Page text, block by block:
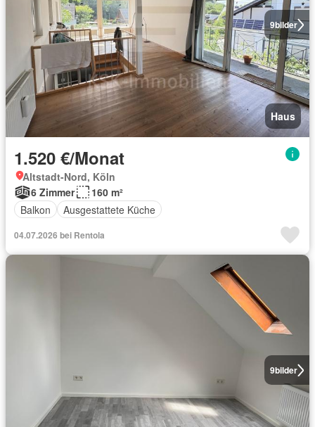
9bilder
Haus
1.520 €/Monat
Altstadt-Nord, Köln
6 Zimmer
160 m²
Balkon
Ausgestattete Küche
04.07.2026 bei Rentola
9bilder